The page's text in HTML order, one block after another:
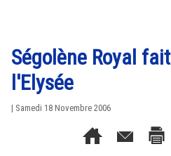
Ségolène Royal
l'Elysée
| Samedi 18 Novembre 2006